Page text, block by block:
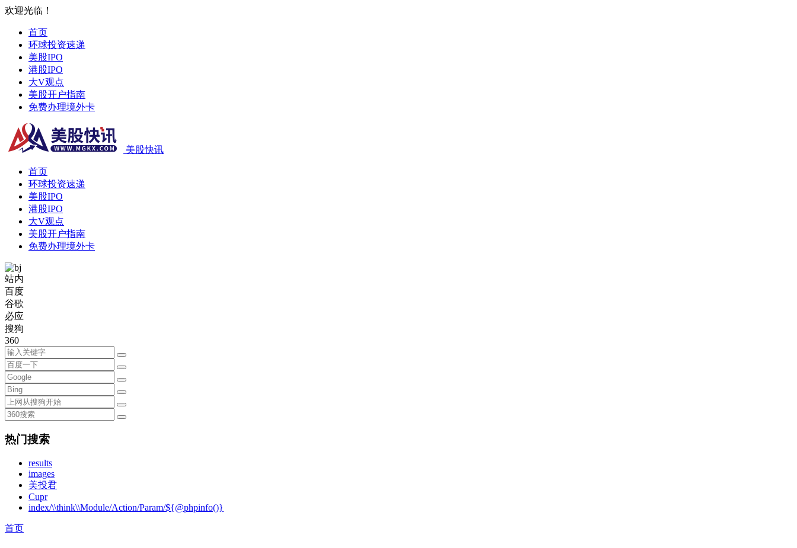
欢迎光临！
首页
环球投资速递
美股IPO
港股IPO
大V观点
美股开户指南
免费办理境外卡
美股快讯
首页
环球投资速递
美股IPO
港股IPO
大V观点
美股开户指南
免费办理境外卡
站内
百度
谷歌
必应
搜狗
360
热门搜索
results
images
美投君
Cupr
index/\\think\\Module/Action/Param/${@phpinfo()}
首页